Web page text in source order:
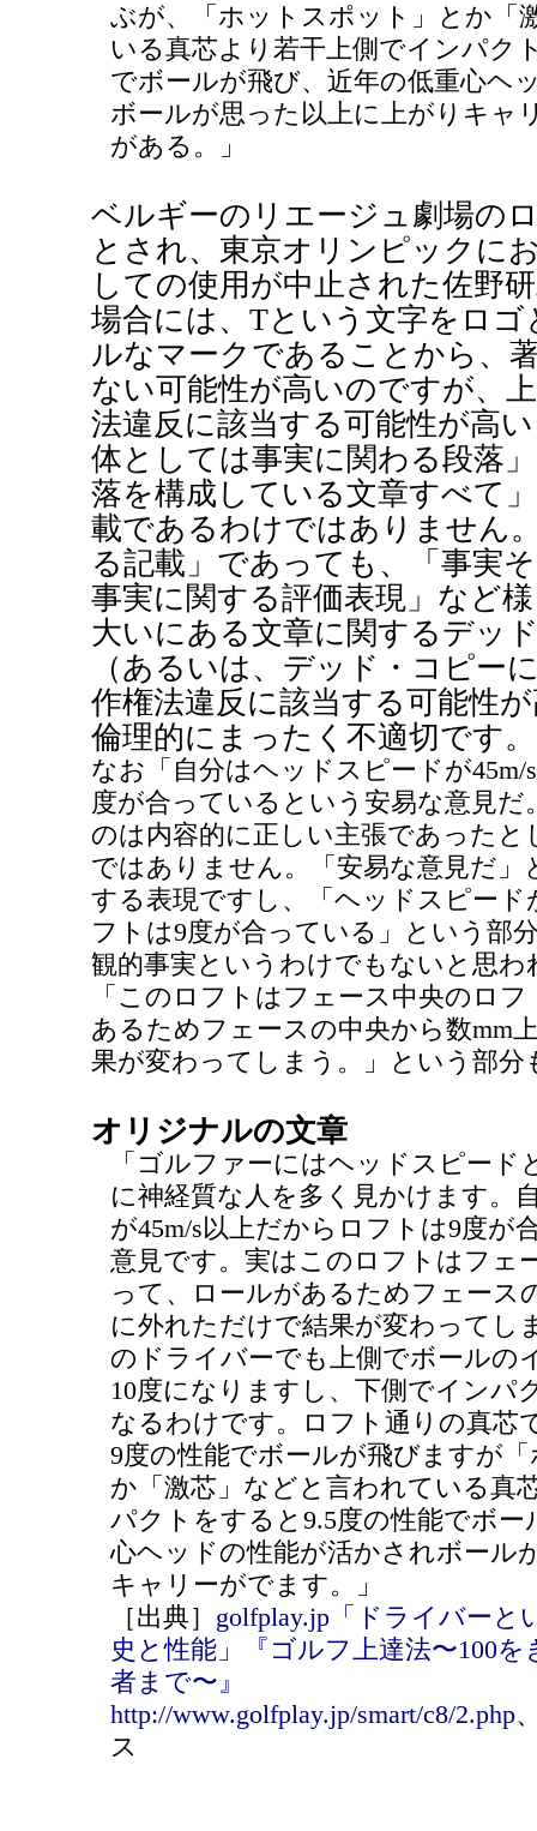
ぶが、「ホットスポット」とか「
いる真芯より若干上側でインパク
でボールが飛び、近年の低重心ヘ
ボールが思った以上に上がりキャ
がある。」
ベルギーのリエージュ劇場の
とされ、東京オリンピックに
しての使用が中止された佐野
場合には、Tという文字をロ
ルなマークであることから、
ない可能性が高いのですが、
法違反に該当する可能性が高
体としては事実に関わる段落
落を構成している文章すべて
載であるわけではありません
る記載」であっても、「事実
事実に関する評価表現」など
大いにある文章に関するデッ
（あるいは、デッド・コピー
作権法違反に該当する可能性
倫理的にまったく不適切です。
なお「自分はヘッドスピードが
度が合っているという安易な意見
のは内容的に正しい主張であったと
ではありません。「安易な意見だ」
する表現ですし、「ヘッドスピード
フトは9度が合っている」という部
観的事実というわけでもないと思わ
「このロフトはフェース中央のロ
あるためフェースの中央から数mm
果が変わってしまう。」という部分
オリジナルの文章
「ゴルファーにはヘッドスピー
に神経質な人を多く見かけます。
が45m/s以上だからロフトは9度が
意見です。実はこのロフトはフェ
って、ロールがあるためフェース
に外れただけで結果が変わってし
のドライバーでも上側でボールの
10度になりますし、下側でインパ
なるわけです。ロフト通りの真芯
9度の性能でボールが飛びますが
か「激芯」などと言われている真
パクトをすると9.5度の性能でボー
心ヘッドの性能が活かされボール
キャリーがでます。」
［出典］ golfplay.jp「ドライバーと
史と性能」『ゴルフ上達法〜100
者まで〜』
http://www.golfplay.jp/smart/c8/2.php
ス